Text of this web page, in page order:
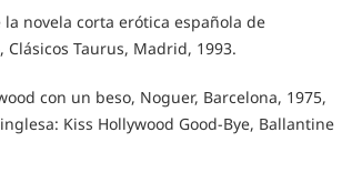
la novela corta erótica española de
Taurus, Madrid, 1993.
con un beso, Noguer, Barcelona, 1975,
Kiss Hollywood Good-Bye, Ballantine